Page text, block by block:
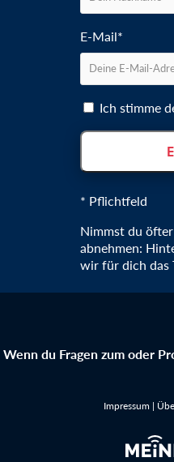
E-Mail*
Ich stimme
* Pflichtfeld
Nimmst du
abnehmen:
wir für dich das
Wenn du Fragen zum oder
Impressum |